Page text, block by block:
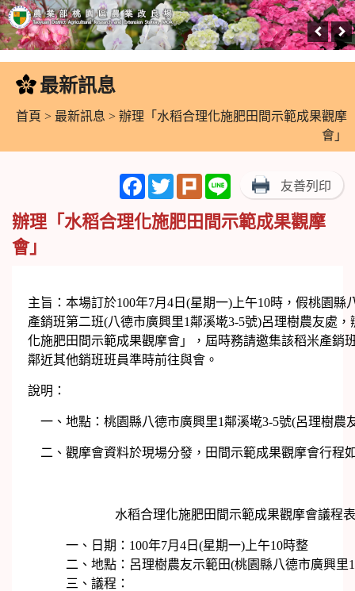
跳
容
最新訊息
首頁 > 最新訊息 > 辦理「水稻合理化施肥田間示範成果觀摩
會」
FacebookTwitterPlurk Line 友善列印
辦理「水稻合理化施肥田間示範成果觀摩
會」
主旨：本場訂於100年7月4日(星期一)上午10時，假桃園縣
產銷班第二班(八德市廣興里1鄰溪墘3-5號)呂理樹農友處
化施肥田間示範成果觀摩會」，屆時務請邀集該稻米產銷
鄰近其他銷班班員準時前往與會。
說明：
一、地點：桃園縣八德市廣興里1鄰溪墘3-5號(呂理樹農
二、觀摩會資料於現場分發，田間示範成果觀摩會行程
水稻合理化施肥田間示範成果觀摩會議程表
一、日期：100年7月4日(星期一)上午10時整
二、地點：呂理樹農友示範田(桃園縣八德市廣興里1
三、議程：